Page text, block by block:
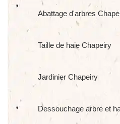
Abattage d'arbres
Taille de haie Chapeiry
Jardinier Chapeiry
Dessouchage arbre et